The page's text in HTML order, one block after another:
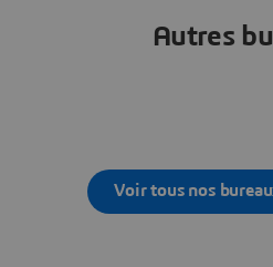
Autres
Voir tous nos